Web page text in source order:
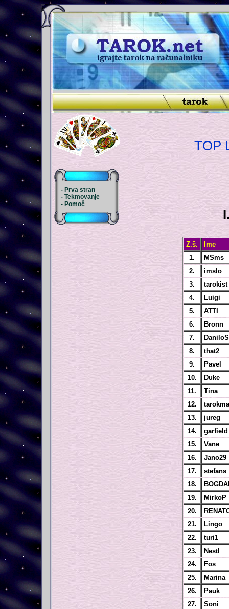
- Prva stran
- Tekmovanje
- Pomoč
TOP
Z.š.
Ime
1.
MSms
2.
imslo
3.
tarokist
4.
Luigi
5.
ATTI
6.
Bronn
7.
DaniloS
8.
that2
9.
Pavel
10.
Duke
11.
Tina
12.
13.
jureg
14.
garfield
15.
Vane
16.
Jano29
17.
stefans
18.
19.
MirkoP
20.
21.
Lingo
22.
turi1
23.
Nestl
24.
Fos
25.
Marina
26.
Pauk
27.
Soni